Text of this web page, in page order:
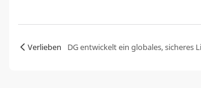
Verlieben DG entwickelt ein globales, sicheres